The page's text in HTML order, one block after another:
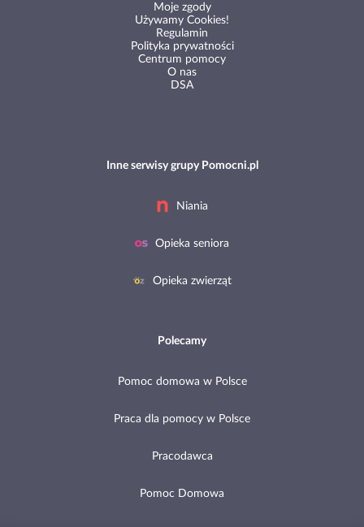
Moje zgody
Używamy Cookies!
Regulamin
Polityka prywatności
Centrum pomocy
O nas
DSA
Inne serwisy grupy Pomocni.pl
Niania
Opieka seniora
Opieka zwierząt
Polecamy
Pomoc domowa w Polsce
Praca dla pomocy w Polsce
Pracodawca
Pomoc Domowa